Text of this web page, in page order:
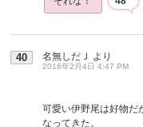
40 名無しだＪ より
2016年2月4日 4:47 PM
可愛い伊野尾は好物だ
なってきた。